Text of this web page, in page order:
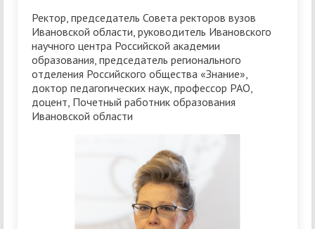
Ректор, председатель Совета ректоров вузов
Ивановской области, руководитель Ивановского
научного центра Российской академии
образования, председатель регионального
отделения Российского общества «Знание»,
доктор педагогических наук, профессор РАО,
доцент, Почетный работник образования
Ивановской области